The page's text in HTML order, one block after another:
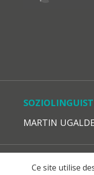
MARTIN
Ce site utilise